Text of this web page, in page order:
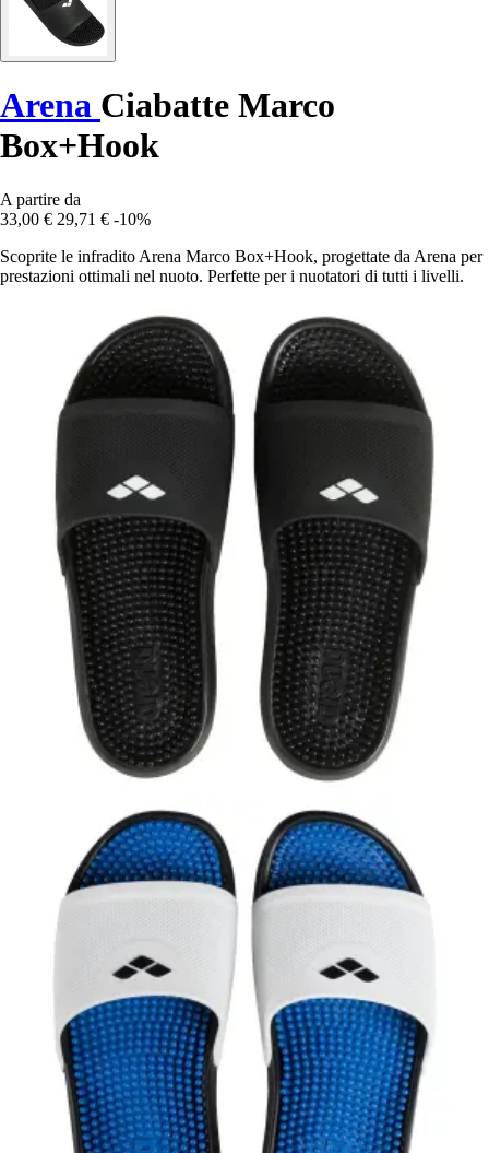
Arena Ciabatte Marco
Box+Hook
A partire da
33,00 € 29,71 € -10%
Scoprite le infradito Arena Marco Box+Hook, progettate da Arena per
prestazioni ottimali nel nuoto. Perfette per i nuotatori di tutti i livelli.